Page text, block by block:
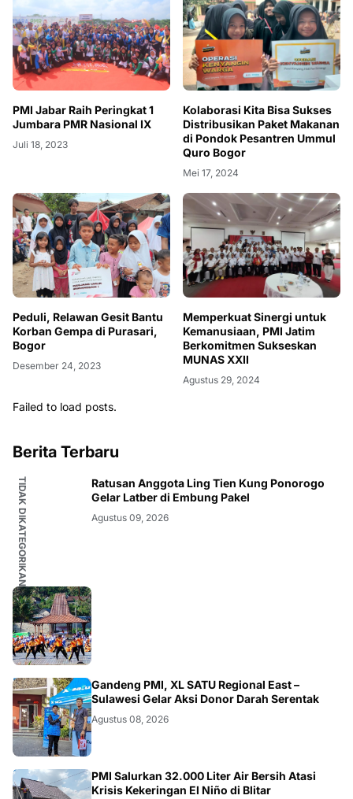
PMI Jabar Raih Peringkat 1
Jumbara PMR Nasional IX
Juli 18, 2023
Kolaborasi Kita Bisa Sukses
Distribusikan Paket Makanan
di Pondok Pesantren Ummul
Quro Bogor
Mei 17, 2024
Peduli, Relawan Gesit Bantu
Korban Gempa di Purasari,
Bogor
Desember 24, 2023
Memperkuat Sinergi untuk
Kemanusiaan, PMI Jatim
Berkomitmen Sukseskan
MUNAS XXII
Agustus 29, 2024
Failed to load posts.
Berita Terbaru
TIDAK DIKATEGORIKAN
Ratusan Anggota Ling Tien Kung Ponorogo
Gelar Latber di Embung Pakel
Agustus 09, 2026
JATIM
Gandeng PMI, XL SATU Regional East –
Sulawesi Gelar Aksi Donor Darah Serentak
Agustus 08, 2026
BLITAR
PMI Salurkan 32.000 Liter Air Bersih Atasi
Krisis Kekeringan El Niño di Blitar